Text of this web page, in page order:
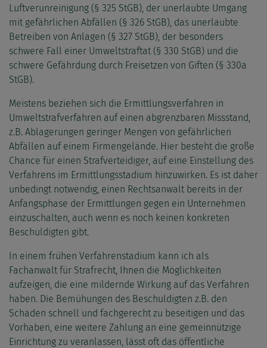
Luftverunreinigung (§ 325 StGB), der unerlaubte Umgang
mit gefährlichen Abfällen (§ 326 StGB), das unerlaubte
Betreiben von Anlagen (§ 327 StGB), der besonders
schwere Fall einer Umweltstraftat (§ 330 StGB) und die
schwere Gefährdung durch Freisetzen von Giften (§ 330a
StGB).
Meistens beziehen sich die Ermittlungsverfahren in
Umweltstrafverfahren auf einen abgrenzbaren Missstand,
z.B. Ablagerungen geringer Mengen von gefährlichen
Abfällen auf einem Firmengelände. Hier besteht die große
Chance für einen Strafverteidiger, auf eine Einstellung des
Verfahrens im Ermittlungsstadium hinzuwirken. Es ist daher
unbedingt notwendig, einen Rechtsanwalt bereits in der
Anfangsphase der Ermittlungen gegen ein Unternehmen
einzuschalten, auch wenn es noch keinen konkreten
Beschuldigten gibt.
In einem frühen Verfahrenstadium kann ich als
Fachanwalt für Strafrecht, Ihnen die Möglichkeiten
aufzeigen, die eine mildernde Wirkung auf das Verfahren
haben. Die Bemühungen des Beschuldigten z.B. den
Schaden schnell und fachgerecht zu beseitigen und das
Vorhaben, eine weitere Zahlung an eine gemeinnützige
Einrichtung zu veranlassen, lässt oft das öffentliche